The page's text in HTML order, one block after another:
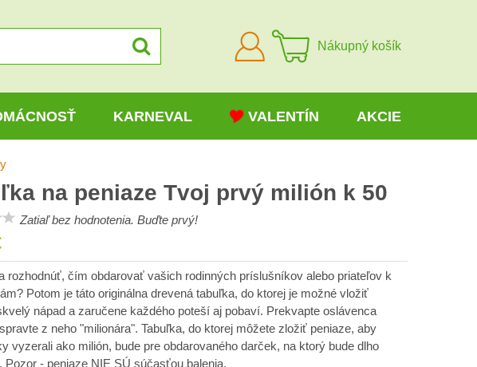
Prihlásiť
sa
Nákupný košík
KARNEVAL VALENTÍN AKCIE
na peniaze Tvoj prvý milión k 50
Zatiaľ bez hodnotenia. Buďte prvý!
rozhodnúť, čím obdarovať vašich rodinných príslušníkov alebo priateľov k
Potom je táto originálna drevená tabuľka, do ktorej je možné vložiť
nápad a zaručene každého poteší aj pobaví. Prekvapte oslávenca
z neho "milionára". Tabuľka, do ktorej môžete zložiť peniaze, aby
vyzerali ako milión, bude pre obdarovaného darček, na ktorý bude dlho
Pozor - peniaze NIE SÚ súčasťou balenia.